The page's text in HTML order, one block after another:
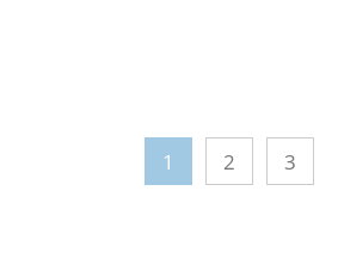
1 2 3